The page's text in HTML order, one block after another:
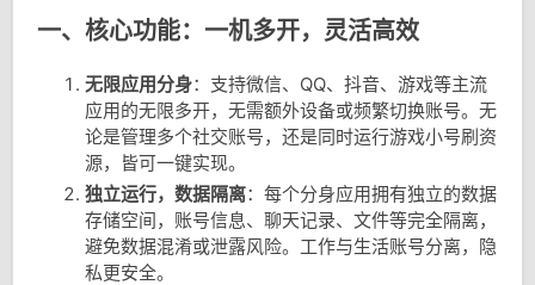
一、核心功能：一机多开，灵活高效
无限应用分身：支持微信、QQ、抖音、游戏等主流
应用的无限多开，无需额外设备或频繁切换账号。无
论是管理多个社交账号，还是同时运行游戏小号刷资
源，皆可一键实现。
独立运行，数据隔离：每个分身应用拥有独立的数据
存储空间，账号信息、聊天记录、文件等完全隔离，
避免数据混淆或泄露风险。工作与生活账号分离，隐
私更安全。